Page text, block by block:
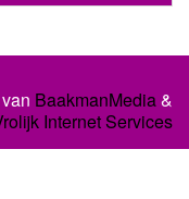
BaakmanMedia&
Internet Services